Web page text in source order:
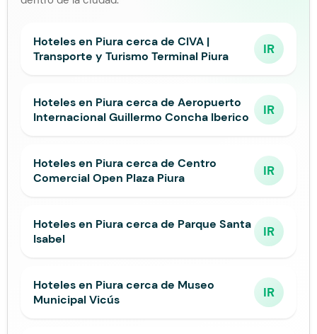
Hoteles en Piura cerca de CIVA |
Transporte y Turismo Terminal Piura
IR
Hoteles en Piura cerca de Aeropuerto
Internacional Guillermo Concha Iberico
IR
Hoteles en Piura cerca de Centro
Comercial Open Plaza Piura
IR
Hoteles en Piura cerca de Parque Santa
Isabel
IR
Hoteles en Piura cerca de Museo
Municipal Vicús
IR